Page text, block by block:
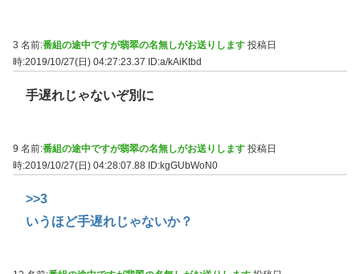
3 名前:番組の途中ですが翡翠の名無しがお送りします 投稿日
時:2019/10/27(日) 04:27:23.37
ID:a/kAiKtbd
手遅れじゃないぞ別に
9 名前:番組の途中ですが翡翠の名無しがお送りします 投稿日
時:2019/10/27(日) 04:28:07.88 ID:kgGUbWoN0
>>3
いうほど手遅れじゃないか？